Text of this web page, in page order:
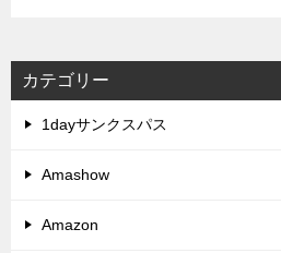
カテゴリー
1dayサンクスパス
Amashow
Amazon